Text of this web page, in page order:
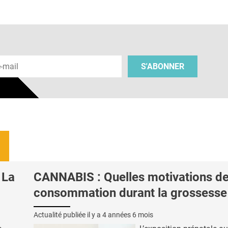
S'ABONNER
CANNABIS : Quelles motivations
consommation durant la grossesse
Actualité publiée il y a 4 années 6 mois